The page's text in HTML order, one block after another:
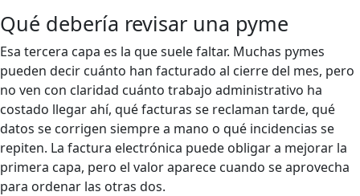
Qué debería revisar una pyme
Esa tercera capa es la que suele faltar. Muchas pymes
pueden decir cuánto han facturado al cierre del mes, pero
no ven con claridad cuánto trabajo administrativo ha
costado llegar ahí, qué facturas se reclaman tarde, qué
datos se corrigen siempre a mano o qué incidencias se
repiten. La factura electrónica puede obligar a mejorar la
primera capa, pero el valor aparece cuando se aprovecha
para ordenar las otras dos.